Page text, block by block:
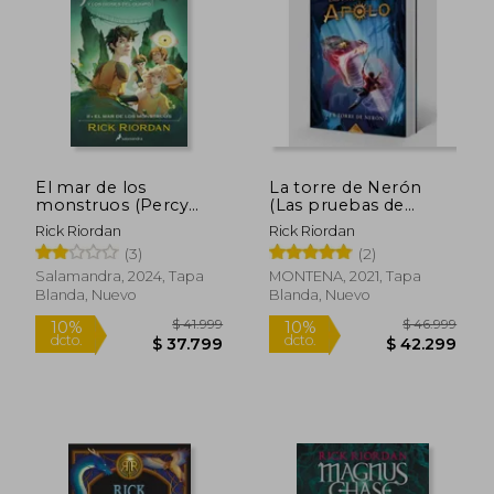
10%
dcto. $ 20.059
10%
dcto.
El mar de los
monstruos (Percy
Jackson y los dioses
del Olimpo 2)
Rick Riordan
(3)
Salamandra, 2024, Tapa
Blanda, Nuevo
La torre de Nerón
(Las pruebas de
Apolo 5)
Rick Riordan
(2)
MONTENA, 2021, Tapa
Blanda, Nuevo